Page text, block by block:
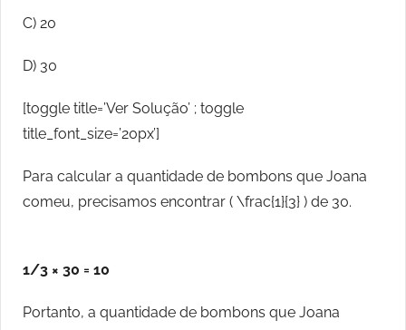
C) 20
D) 30
[toggle title=’Ver Solução’ ; toggle
title_font_size=’20px’]
Para calcular a quantidade de bombons que Joana
comeu, precisamos encontrar ( \frac{1}{3} ) de 30.
1/3 × 30 = 10
Portanto, a quantidade de bombons que Joana